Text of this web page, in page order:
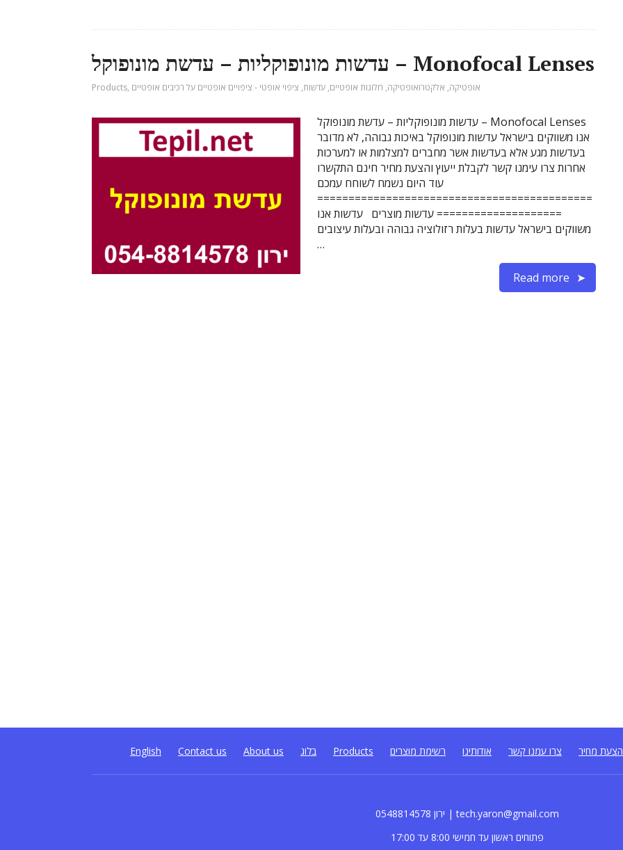
עדשות מונופוקליות – עדשת מונופוקל – Monofocal Lenses
Products, אופטיקה, אלקטרואופטיקה, חלונות אופטיים, עדשות, ציפוי אופטי - ציפויים אופטיים על רכיבים אופטיים
עדשות מונופוקליות – עדשת מונופוקל – Monofocal Lenses
אנו משווקים בישראל עדשות מונופוקל באיכות גבוהה, לא מדובר
בעדשות מגע אלא בעדשות אשר מחברים למצלמות או למערכות
אחרות צרו עימנו קשר לקבלת ייעוץ והצעת מחיר חינם התקשרו
עוד היום נשמח לשוחח עמכם
============================================
==================== עדשות מוצרים עדשות אנו
משווקים בישראל עדשות בעלות רזולוציה גבוהה ובעלות עיצובים
…
Read more
English Contact us About us בלוג Products רשימת מוצרים אודותינו צרו עמנו קשר מחיר
0548814578 ירון | tech.yaron@gmail.com
פתוחים ראשון עד חמישי 8:00 עד 17:00